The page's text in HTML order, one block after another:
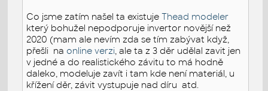
Co jsme zatím našel ta existujeThead modeler
který bohužel nepodporuje invertor novější než
2020 (mam ale nevím zda se tím zabývat když,
přešli naonline verzi, ale ta z 3 děr udělal zavit jen
v jedné a do realistického závitu to má hodně
daleko, modeluje zavít i tam kde není materiál, u
křížení děr, závit vystupuje nad díru atd.